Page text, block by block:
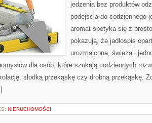
jedzenia bez produktów
podejścia do codziennego
aromat spotyka się z
pokazują, że jadłospis
urozmaicona, świeża i
dla osób, które szukają codziennych
słodką przekąskę czy drobną przekąskę.
NIERUCHOMOŚCI